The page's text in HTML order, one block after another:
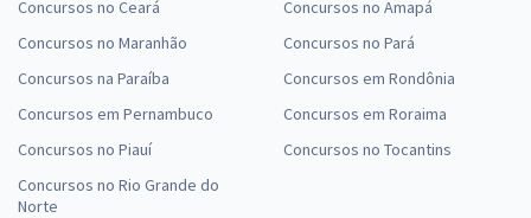
Concursos no Ceará
Concursos no Maranhão
Concursos na Paraíba
Concursos em Pernambuco
Concursos no Piauí
Concursos no Rio Grande do
Norte
Concursos no Amapá
Concursos no Pará
Concursos em Rondônia
Concursos em Roraima
Concursos no Tocantins